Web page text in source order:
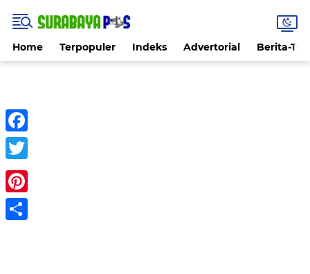
Home Terpopuler Indeks Advertorial Berita-
Facebook
Twitter
Pinterest